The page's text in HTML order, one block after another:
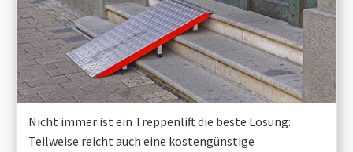
Nicht immer ist ein Treppenlift die beste Lösung:
Teilweise reicht auch eine kostengünstige